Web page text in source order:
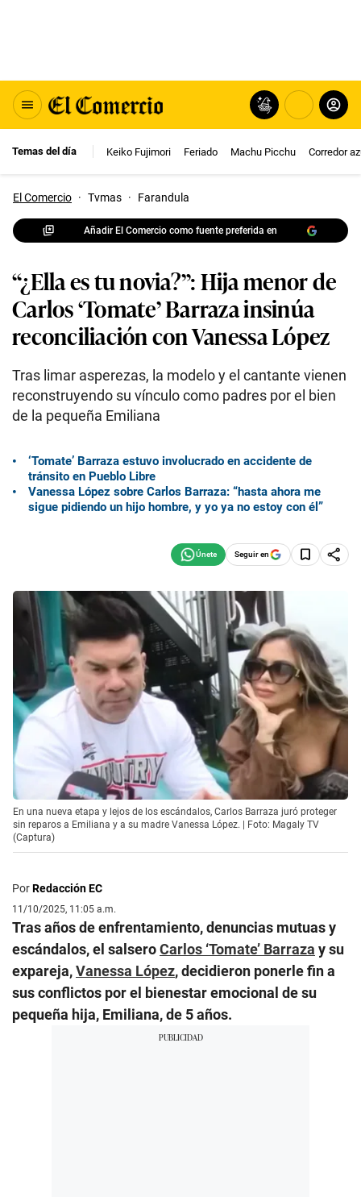
Temas del día Keiko Fujimori Feriado Machu Picchu Corredor
El Comercio · Tvmas · Farandula
Añadir El Comercio como fuente preferida en
“¿Ella es tu novia?”: Hija menor de
Carlos ‘Tomate’ Barraza insinúa
reconciliación con Vanessa López
Tras limar asperezas, la modelo y el cantante vienen
reconstruyendo su vínculo como padres por el bien
de la pequeña Emiliana
‘Tomate’ Barraza estuvo involucrado en accidente de
tránsito en Pueblo Libre
Vanessa López sobre Carlos Barraza: “hasta ahora me
sigue pidiendo un hijo hombre, y yo ya no estoy con él”
Seguir en
En una nueva etapa y lejos de los escándalos, Carlos Barraza juró proteger
sin reparos a Emiliana y a su madre Vanessa López. | Foto: Magaly TV
(Captura)
PorRedacción EC
11/10/2025, 11:05 a.m.
Tras años de enfrentamiento, denuncias mutuas y
escándalos, el salseroCarlos ‘Tomate’ Barraza y su
expareja,Vanessa López, decidieron ponerle fin a
sus conflictos por el bienestar emocional de su
pequeña hija, Emiliana, de 5 años.